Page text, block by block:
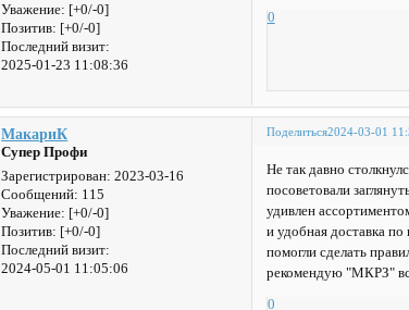
Уважение: [+0/-0]
Позитив: [+0/-0]
Последний визит:
2025-01-23 11:08:36
0
Поделиться2024-03-01
МакариК
Супер Профи
Зарегистрирован: 2023-03-16
Сообщений: 115
Уважение: [+0/-0]
Позитив: [+0/-0]
Последний визит:
2024-05-01 11:05:06
Не так давно
посоветовали
удивлен
и удобная доставка
помогли сделать
рекомендую "МКРЗ"
0